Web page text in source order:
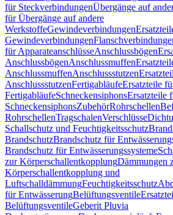
für SteckverbindungenÜbergänge auf
für Übergänge auf andere
WerkstoffeGewindeverbindungen
Gewindeverbindungen
für ApparateanschlüsseAnschlussbögen
AnschlussbögenAnschlussmuffen
AnschlussmuffenAnschlussstutzen
AnschlussstutzenFertigabläufeErsatzteile
FertigabläufeSchneckensiphonsErsatzteile
SchneckensiphonsZubehörRohrschellen
RohrschellenTragschalenVerschlüsse
Schallschutz und Feuchtigkeitsschutz
BrandschutzBrandschutz für
Brandschutz für Entwässerungssysteme
zur KörperschallentkopplungDämmungen
Körperschallentkopplung und
LuftschalldämmungFeuchtigkeitsschutz
für EntwässerungBelüftungsventile
BelüftungsventileGeberit Pluvia